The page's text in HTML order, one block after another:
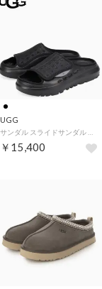
UGG
￥15,400